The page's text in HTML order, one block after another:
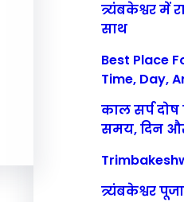
त्र्यंबकेश्वर
साथ
Best Place
Time, Day,
काल सर्प दोष
समय, दिन
त्र्यंबकेश्वर